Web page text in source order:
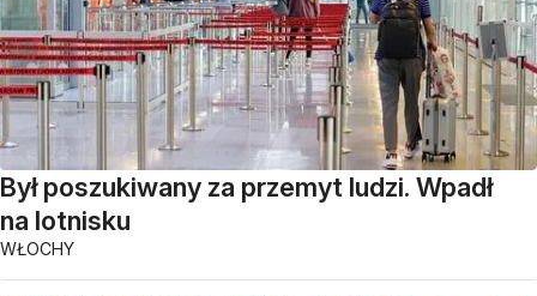
Był poszukiwany za przemyt ludzi. Wpadł
na lotnisku
WŁOCHY